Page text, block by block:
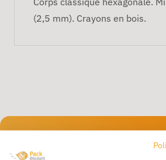
(2,5 mm). Crayons en bois.
24/72h partout en europe